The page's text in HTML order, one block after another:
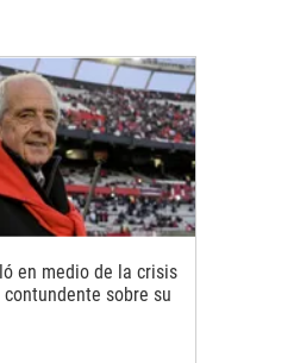
en medio de la crisis
sobre su